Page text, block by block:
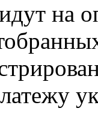
на